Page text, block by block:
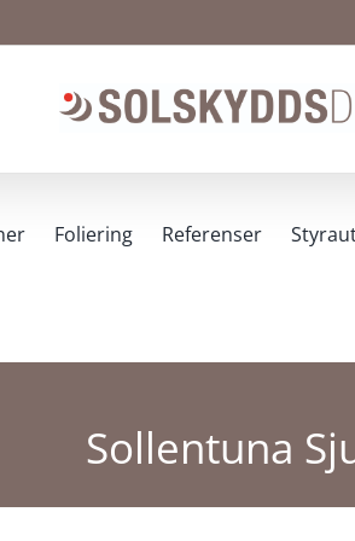
Foliering Referenser
Sollentuna